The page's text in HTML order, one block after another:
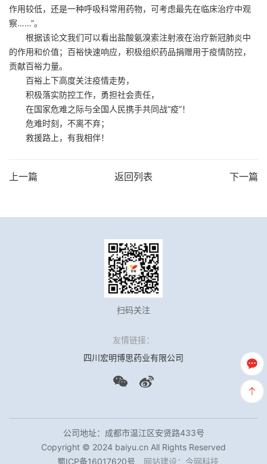
作用较低，还是一种呼吸科常用药物，可考虑最先在临床治疗中观
察……”。
根据该论文我们可以看出盐酸氨溴索注射液在治疗新冠肺炎中
的作用和价值；百裕快速响应，积极组织药品捐赠用于疫情防控，
贡献百裕力量。
百裕上下高度关注疫情走势，
积极落实防控工作，勇担社会责任，
在国家危难之际与全国人民携手共同战“疫”！
危难时刻，不离不弃；
救援路上，有我相伴！
上一篇 返回列表 下一篇
扫码关注
友情链接：
四川宏明博思药业有限公司
公司地址：成都市温江区安贤路433号
Copyright © 2024 baiyu.cn All Rights Reserved
蜀ICP备16017620号
网站建设： 今网科技